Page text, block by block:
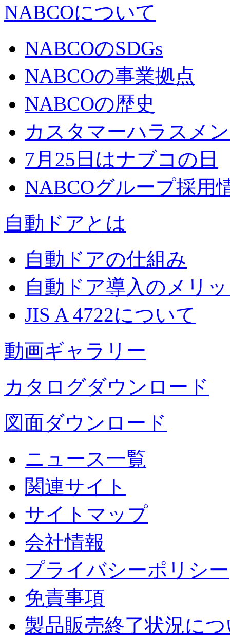
NABCOについて
NABCOのSDGs
NABCOの事業拠点
NABCOの歴史
カスタマーハラスメ
7月25日はナブコの日
NABCOグループ採用
自動ドアとは
自動ドアの仕組み
自動ドア導入のメリ
JIS A 4722について
動画ギャラリー
カタログダウンロード
図面ダウンロード
ニュース一覧
関連サイト
サイトマップ
会社情報
プライバシーポリシー
免責事項
製品販売終了状況に